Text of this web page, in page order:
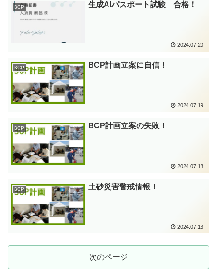
BCP 生成AIパスポート試験 合格！
2024.07.20
BCP BCP計画立案に自信！
2024.07.19
BCP BCP計画立案の失敗！
2024.07.18
BCP 土砂災害警戒情報！
2024.07.13
次のページ